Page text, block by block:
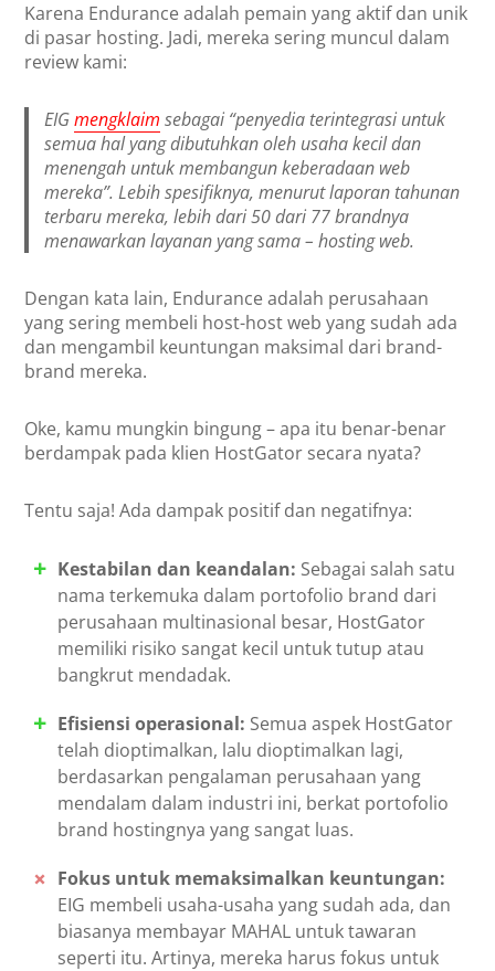
Karena Endurance adalah pemain yang aktif dan unik
di pasar hosting. Jadi, mereka sering muncul dalam
review kami:
EIGmengklaim sebagai “penyedia terintegrasi untuk
semua hal yang dibutuhkan oleh usaha kecil dan
menengah untuk membangun keberadaan web
mereka”. Lebih spesifiknya, menurut laporan tahunan
terbaru mereka, lebih dari 50 dari 77 brandnya
menawarkan layanan yang sama – hosting web.
Dengan kata lain, Endurance adalah perusahaan
yang sering membeli host-host web yang sudah ada
dan mengambil keuntungan maksimal dari brand-
brand mereka.
Oke, kamu mungkin bingung – apa itu benar-benar
berdampak pada klien HostGator secara nyata?
Tentu saja! Ada dampak positif dan negatifnya:
Kestabilan dan keandalan: Sebagai salah satu
nama terkemuka dalam portofolio brand dari
perusahaan multinasional besar, HostGator
memiliki risiko sangat kecil untuk tutup atau
bangkrut mendadak.
Efisiensi operasional: Semua aspek HostGator
telah dioptimalkan, lalu dioptimalkan lagi,
berdasarkan pengalaman perusahaan yang
mendalam dalam industri ini, berkat portofolio
brand hostingnya yang sangat luas.
Fokus untuk memaksimalkan keuntungan:
EIG membeli usaha-usaha yang sudah ada, dan
biasanya membayar MAHAL untuk tawaran
seperti itu. Artinya, mereka harus fokus untuk